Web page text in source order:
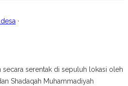
·
secara serentak di sepuluh lokasi oleh
Shadaqah Muhammadiyah